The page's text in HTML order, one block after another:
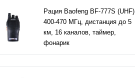
Рация Baofeng BF-777S (UHF)
400-470 МГц, дистанция до 5
км, 16 каналов, таймер,
фонарик